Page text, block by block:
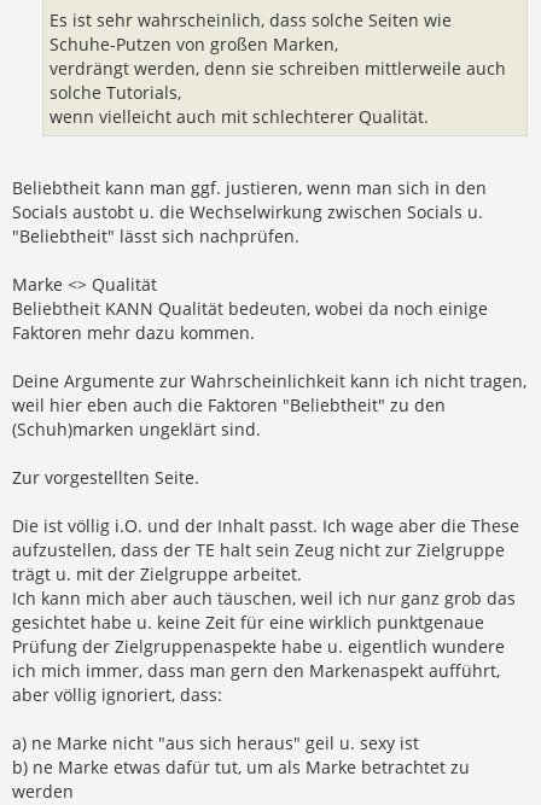
Es ist sehr wahrscheinlich, dass solche Seiten wie
Schuhe-Putzen von großen Marken,
verdrängt werden, denn sie schreiben mittlerweile auch
solche Tutorials,
wenn vielleicht auch mit schlechterer Qualität.
Beliebtheit kann man ggf. justieren, wenn man sich in den
Socials austobt u. die Wechselwirkung zwischen Socials u.
"Beliebtheit" lässt sich nachprüfen.
Marke <> Qualität
Beliebtheit KANN Qualität bedeuten, wobei da noch einige
Faktoren mehr dazu kommen.
Deine Argumente zur Wahrscheinlichkeit kann ich nicht tragen,
weil hier eben auch die Faktoren "Beliebtheit" zu den
(Schuh)marken ungeklärt sind.
Zur vorgestellten Seite.
Die ist völlig i.O. und der Inhalt passt. Ich wage aber die These
aufzustellen, dass der TE halt sein Zeug nicht zur Zielgruppe
trägt u. mit der Zielgruppe arbeitet.
Ich kann mich aber auch täuschen, weil ich nur ganz grob das
gesichtet habe u. keine Zeit für eine wirklich punktgenaue
Prüfung der Zielgruppenaspekte habe u. eigentlich wundere
ich mich immer, dass man gern den Markenaspekt aufführt,
aber völlig ignoriert, dass:
a) ne Marke nicht "aus sich heraus" geil u. sexy ist
b) ne Marke etwas dafür tut, um als Marke betrachtet zu
werden